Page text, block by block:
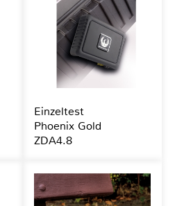
Einzeltest
Phoenix Gold
ZDA4.8